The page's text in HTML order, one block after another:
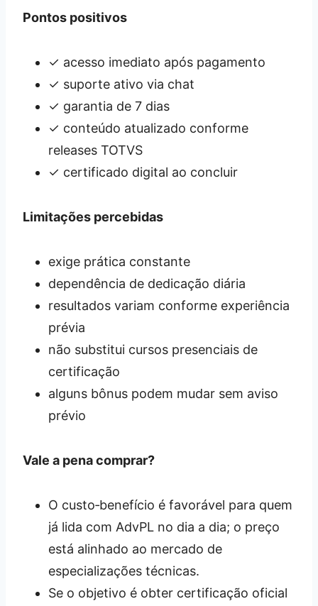
Pontos positivos
✓ acesso imediato após pagamento
✓ suporte ativo via chat
✓ garantia de 7 dias
✓ conteúdo atualizado conforme
releases TOTVS
✓ certificado digital ao concluir
Limitações percebidas
exige prática constante
dependência de dedicação diária
resultados variam conforme experiência
prévia
não substitui cursos presenciais de
certificação
alguns bônus podem mudar sem aviso
prévio
Vale a pena comprar?
O custo‑benefício é favorável para quem
já lida com AdvPL no dia a dia; o preço
está alinhado ao mercado de
especializações técnicas.
Se o objetivo é obter certificação oficial